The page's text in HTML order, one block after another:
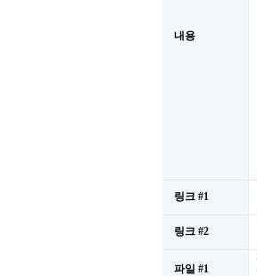
내용
링크 #1
링크 #2
파일 #1